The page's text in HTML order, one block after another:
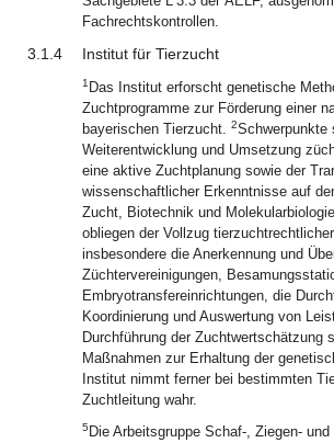
Fachrechtskontrollen.
3.1.4 Institut für Tierzucht
1 Das Institut erforscht genetische
Zuchtprogramme zur Förderung einer
bayerischen Tierzucht. 2Schwerpunkte
Weiterentwicklung und Umsetzung
eine aktive Zuchtplanung sowie der
wissenschaftlicher Erkenntnisse auf
Zucht, Biotechnik und
obliegen der Vollzug
insbesondere die Anerkennung und
Züchtervereinigungen,
Embryotransfereinrichtungen, die
Koordinierung und Auswertung von
Durchführung der Zuchtwertschätzung
Maßnahmen zur Erhaltung der
Institut nimmt ferner bei bestimmten
Zuchtleitung wahr.
5 Die Arbeitsgruppe Schaf-, Ziegen-